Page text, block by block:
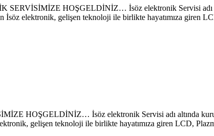
HOŞGELDİNİZ… İsöz elektronik Servisi adı
elektronik, gelişen teknoloji ile birlikte hayatımıza giren
İsöz elektronik Servisi adı altında kurulan
gelişen teknoloji ile birlikte hayatımıza giren LCD,